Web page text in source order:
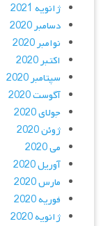
ژانویه 2021
دسامبر 2020
نوامبر 2020
اکتبر 2020
سپتامبر 2020
آگوست 2020
جولای 2020
ژوئن 2020
می 2020
آوریل 2020
مارس 2020
فوریه 2020
ژانویه 2020